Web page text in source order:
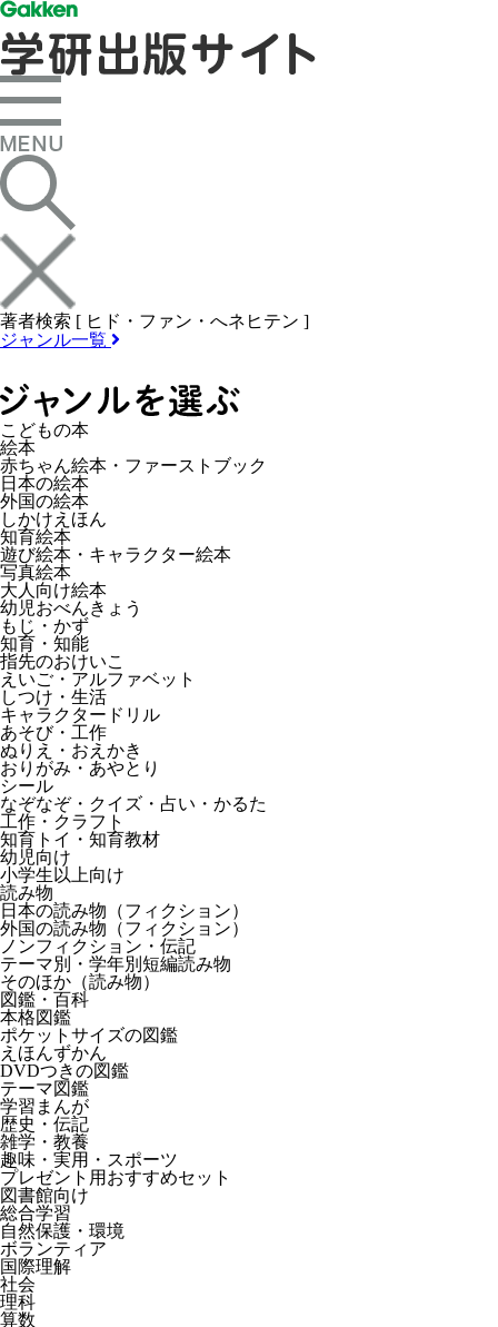
著者検索 [ ヒド・ファン・へネヒテン ]
ジャンル一覧
こどもの本
絵本
赤ちゃん絵本・ファーストブック
日本の絵本
外国の絵本
しかけえほん
知育絵本
遊び絵本・キャラクター絵本
写真絵本
大人向け絵本
幼児おべんきょう
もじ・かず
知育・知能
指先のおけいこ
えいご・アルファベット
しつけ・生活
キャラクタードリル
あそび・工作
ぬりえ・おえかき
おりがみ・あやとり
シール
なぞなぞ・クイズ・占い・かるた
工作・クラフト
知育トイ・知育教材
幼児向け
小学生以上向け
読み物
日本の読み物（フィクション）
外国の読み物（フィクション）
ノンフィクション・伝記
テーマ別・学年別短編読み物
そのほか（読み物）
図鑑・百科
本格図鑑
ポケットサイズの図鑑
えほんずかん
DVDつきの図鑑
テーマ図鑑
学習まんが
歴史・伝記
雑学・教養
趣味・実用・スポーツ
プレゼント用おすすめセット
図書館向け
総合学習
自然保護・環境
ボランティア
国際理解
社会
理科
算数